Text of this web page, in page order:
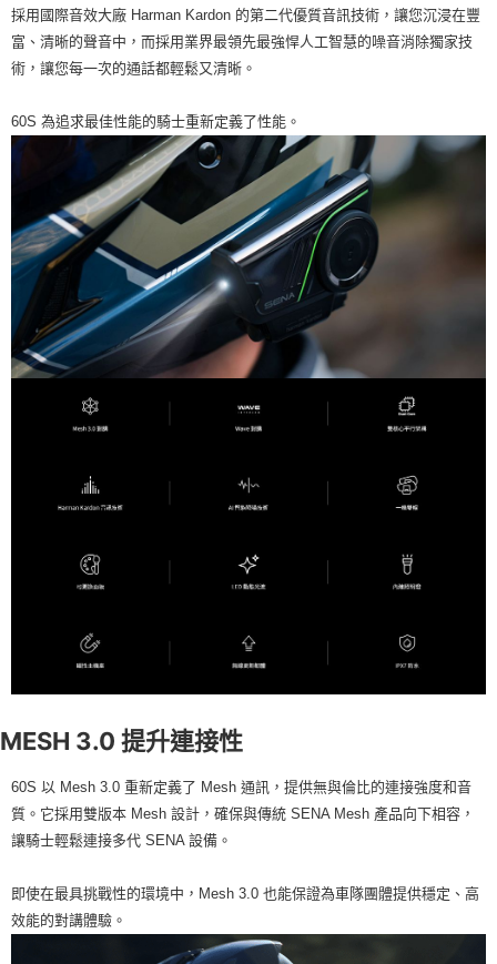
採用國際音效大廠 Harman Kardon 的第二代優質音訊技術，讓您沉浸在豐
富、清晰的聲音中，而採用業界最領先最強悍人工智慧的噪音消除獨家技
術，讓您每一次的通話都輕鬆又清晰。
60S 為追求最佳性能的騎士重新定義了性能。
MESH 3.0 提升連接性
60S 以 Mesh 3.0 重新定義了 Mesh 通訊，提供無與倫比的連接強度和音
質。它採用雙版本 Mesh 設計，確保與傳統 SENA Mesh 產品向下相容，
讓騎士輕鬆連接多代 SENA 設備。
即使在最具挑戰性的環境中，Mesh 3.0 也能保證為車隊團體提供穩定、高
效能的對講體驗。